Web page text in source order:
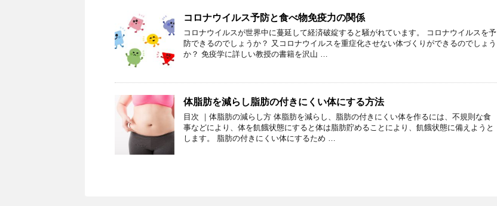
コロナウイルス予防と食べ物免疫力の関係
コロナウイルスが世界中に蔓延して経済破綻すると騒がれています。 コロナウイルスを予
防できるのでしょうか？ 又コロナウイルスを重症化させない体づくりができるのでしょう
か？ 免疫学に詳しい教授の書籍を沢山 …
体脂肪を減らし脂肪の付きにくい体にする方法
目次 ｜体脂肪の減らし方 体脂肪を減らし、脂肪の付きにくい体を作るには、不規則な食
事などにより、体を飢餓状態にすると体は脂肪貯めることにより、飢餓状態に備えようと
します。 脂肪の付きにくい体にするため …